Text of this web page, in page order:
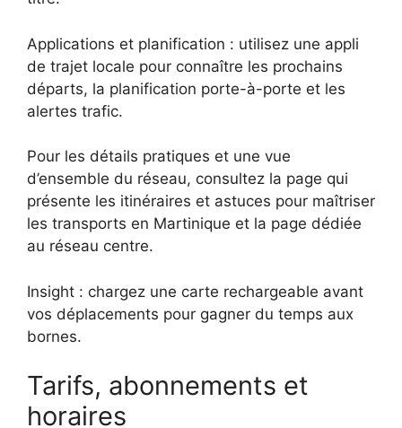
Applications et planification : utilisez une appli
de trajet locale pour connaître les prochains
départs, la planification porte-à-porte et les
alertes trafic.
Pour les détails pratiques et une vue
d’ensemble du réseau, consultez la page qui
présente les itinéraires et astuces pour maîtriser
les transports en Martinique et la page dédiée
au réseau centre.
Insight : chargez une carte rechargeable avant
vos déplacements pour gagner du temps aux
bornes.
Tarifs, abonnements et
horaires